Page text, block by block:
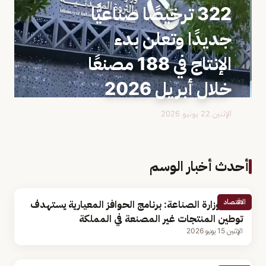
322 ترخيصًا صناعيًّا
جديدًا وتعلن بدء
الإنتاج في 188 مصنعًا
خلال أبريل 2026
الإثنين 22 يونيو 2026
أحدث أخبار الوسم
الاقتصاد
وكيل وزارة الصناعة: برنامج الحوافز المعيارية يستهدف
توطين المنتجات غير المصنعة في المملكة
الإثنين 15 يونيو 2026